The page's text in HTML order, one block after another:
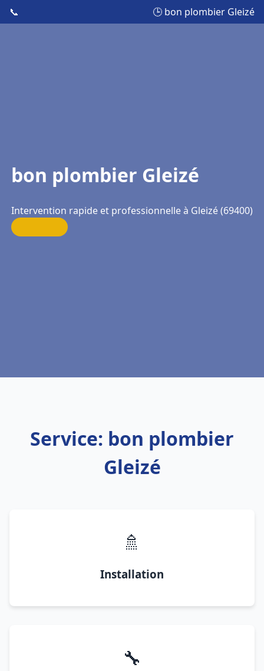
📞 🕒 bon plombier Gleizé
bon plombier Gleizé
Intervention rapide et professionnelle à Gleizé (69400)
Service: bon plombier
Gleizé
🚿
Installation
🔧